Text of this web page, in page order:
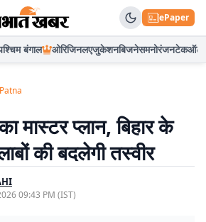
ePaper
बंगाल ओरिजिनलएजुकेशनबिजनेसमनोरंजनटेकऑटो
Patna
मास्टर प्लान, बिहार के
की बदलेगी तस्वीर
09:43 PM (IST)